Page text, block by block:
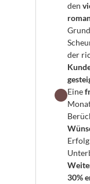
den
Eine
30%